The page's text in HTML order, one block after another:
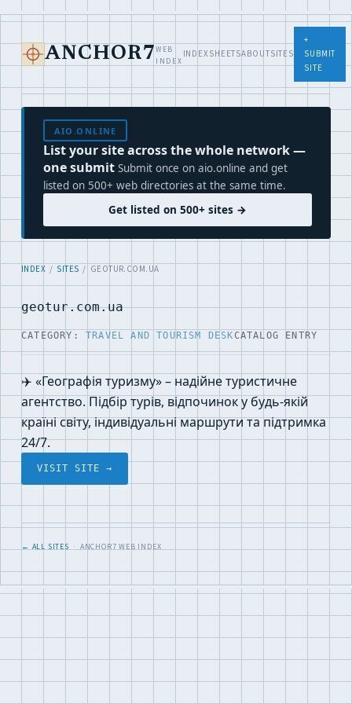
ANCHOR7 WEB
INDEX
INDEXSHEETSABOUTSITES
+
SUBMIT
SITE
AIO.ONLINE
List your site across the whole network —
one submit Submit once on aio.online and get
listed on 500+ web directories at the same time.
Get listed on 500+ sites →
INDEX / SITES / GEOTUR.COM.UA
geotur.com.ua
CATEGORY: TRAVEL AND TOURISM DESK CATALOG ENTRY
✈️ «Географія туризму» – надійне туристичне
агентство. Підбір турів, відпочинок у будь-якій
країні світу, індивідуальні маршрути та підтримка
24/7.
VISIT SITE →
← ALL SITES· ANCHOR7 WEB INDEX